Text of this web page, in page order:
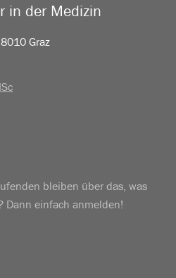
in der Medizin
Graz
bleiben über das, was
Dann einfach anmelden!